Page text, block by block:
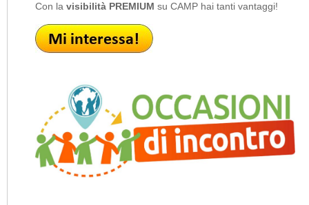
Con la visibilità PREMIUM su CAMP hai tanti vantaggi!